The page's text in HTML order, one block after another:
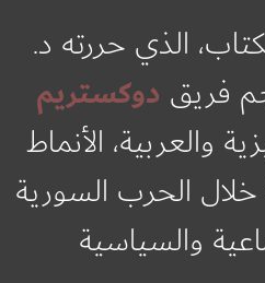
الذي حررته د.
فريق دوكستريم
والعربية، الأنماط
خلال الحرب السورية
والسياسية